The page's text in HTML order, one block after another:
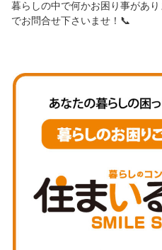
暮らしの中で何かお困り事があ
でお問合せ下さいませ！📞